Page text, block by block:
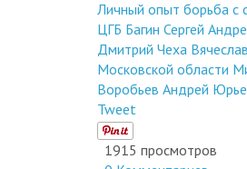
Личный опыт борьба с
ЦГБ Багин Сергей
Дмитрий Чеха
Московской области
Воробьев Андрей
Tweet
1915 просмотров